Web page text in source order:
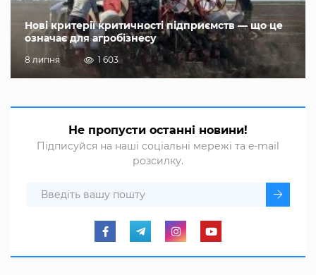
Нові критерії критичності підприємств — що це
означає для агробізнесу
8 липня 1 603
Не пропусти останні новини!
Підписуйся на наші соціальні мережі та e-mail
розсилку.